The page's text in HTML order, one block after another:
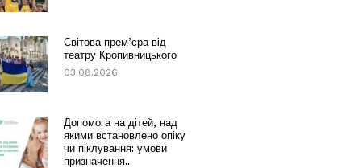
Світова прем’єра від
театру Кропивницького
03.08.2026
Допомога на дітей, над
якими встановлено опіку
чи піклування: умови
призначення...